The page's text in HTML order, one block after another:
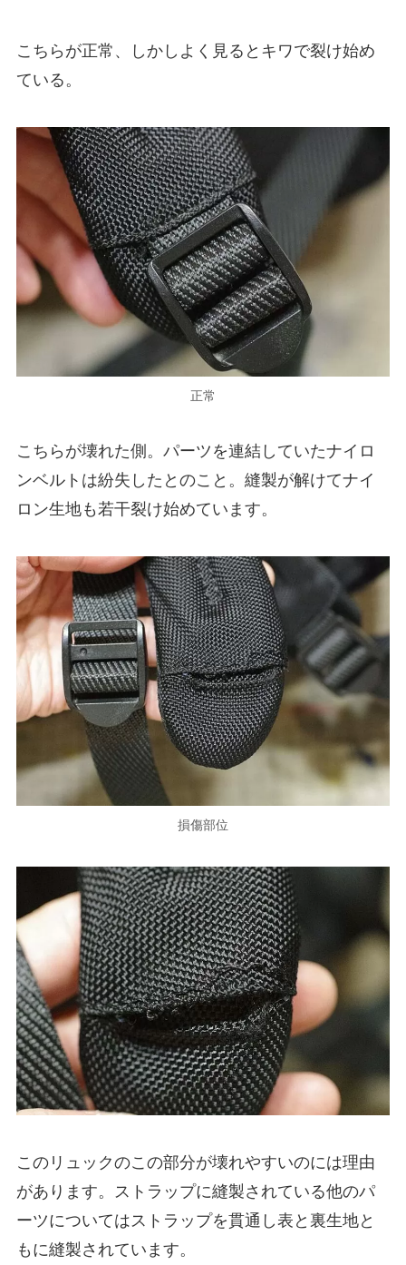
こちらが正常、しかしよく見るとキワで裂け始め
ている。
正常
こちらが壊れた側。パーツを連結していたナイロ
ンベルトは紛失したとのこと。縫製が解けてナイ
ロン生地も若干裂け始めています。
損傷部位
このリュックのこの部分が壊れやすいのには理由
があります。ストラップに縫製されている他のパ
ーツについてはストラップを貫通し表と裏生地と
もに縫製されています。